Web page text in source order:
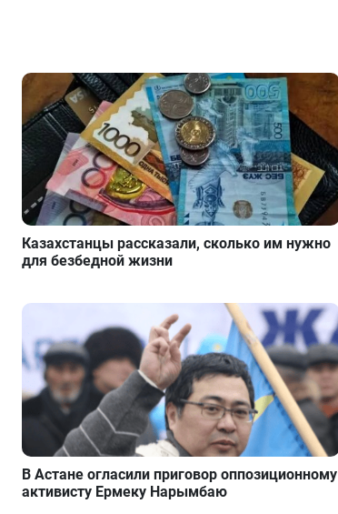
Казахстанцы рассказали, сколько им нужно
для безбедной жизни
В Астане огласили приговор оппозиционному
активисту Ермеку Нарымбаю